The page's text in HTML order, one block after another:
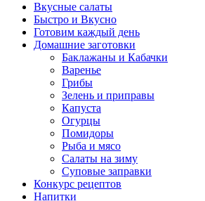
Вкусные салаты
Быстро и Вкусно
Готовим каждый день
Домашние заготовки
Баклажаны и Кабачки
Варенье
Грибы
Зелень и приправы
Капуста
Огурцы
Помидоры
Рыба и мясо
Салаты на зиму
Суповые заправки
Конкурс рецептов
Напитки